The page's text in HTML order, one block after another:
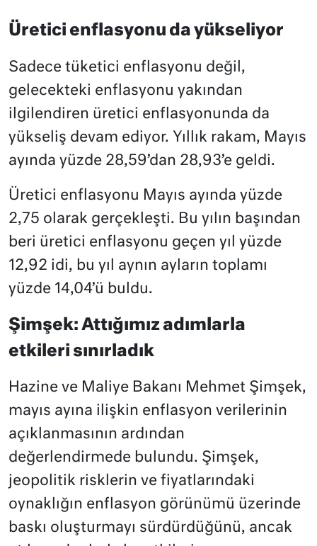
Üretici enflasyonu da yükseliyor
Sadece tüketici enflasyonu değil,
gelecekteki enflasyonu yakından
ilgilendiren üretici enflasyonunda da
yükseliş devam ediyor. Yıllık rakam, Mayıs
ayında yüzde 28,59’dan 28,93’e geldi.
Üretici enflasyonu Mayıs ayında yüzde
2,75 olarak gerçekleşti. Bu yılın başından
beri üretici enflasyonu geçen yıl yüzde
12,92 idi, bu yıl aynın ayların toplamı
yüzde 14,04’ü buldu.
Şimşek: Attığımız adımlarla
etkileri sınırladık
Hazine ve Maliye Bakanı Mehmet Şimşek,
mayıs ayına ilişkin enflasyon verilerinin
açıklanmasının ardından
değerlendirmede bulundu. Şimşek,
jeopolitik risklerin ve fiyatlarındaki
oynaklığın enflasyon görünümü üzerinde
baskı oluşturmayı sürdürdüğünü, ancak